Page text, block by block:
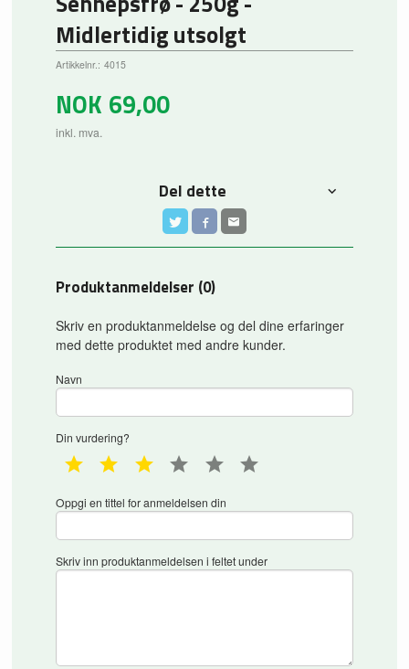
Midlertidig utsolgt
Artikkelnr.: 4015
NOK 69,00
inkl. mva.
Del dette
Produktanmeldelser (0)
Skriv en produktanmeldelse og del dine erfaringer
med dette produktet med andre kunder.
Navn
Din vurdering?
1 star 2 star 3 star 4 star 5 star
Oppgi en tittel for anmeldelsen din
Skriv inn produktanmeldelsen i feltet under